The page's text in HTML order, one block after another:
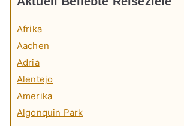
Afrika
Aachen
Adria
Alentejo
Amerika
Algonquin Park